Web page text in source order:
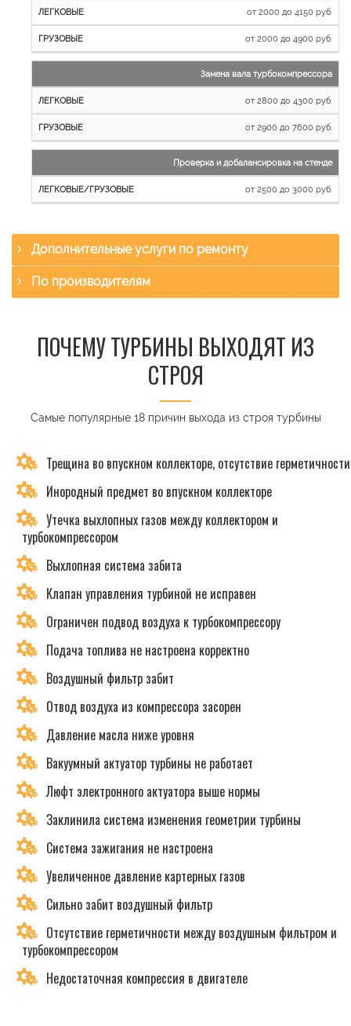
от 2000 до 4150 руб.
от 2000 до 4900 руб.
Замена вала турбокомпрессора
от 2800 до 4300 руб.
от 2900 до 7600 руб.
Проверка и добалансировка на стенде
от 2500 до 3000 руб.
Дополнительные услуги по ремонту
По производителям
ПОЧЕМУ ТУРБИНЫ ВЫХОДЯТ ИЗ
СТРОЯ
Самые популярные 18 причин выхода из строя турбины
Трещина во впускном коллекторе, отсутствие герметичности
Инородный предмет во впускном коллекторе
Утечка выхлопных газов между коллектором и
турбокомпрессором
Выхлопная система забита
Клапан управления турбиной не исправен
Ограничен подвод воздуха к турбокомпрессору
Подача топлива не настроена корректно
Воздушный фильтр забит
Отвод воздуха из компрессора засорен
Давление масла ниже уровня
Вакуумный актуатор турбины не работает
Люфт электронного актуатора выше нормы
Заклинила система изменения геометрии турбины
Система зажигания не настроена
Увеличенное давление картерных газов
Сильно забит воздушный фильтр
Отсутствие герметичности между воздушным фильтром и
турбокомпрессором
Недостаточная компрессия в двигателе